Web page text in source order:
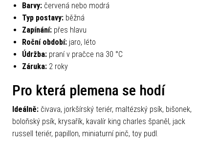
Barvy: červená nebo modrá
Typ postavy: běžná
Zapínání: přes hlavu
Roční období: jaro, léto
Údržba: praní v pračce na 30 °C
Záruka: 2 roky
Pro která plemena se hodí
Ideálně: čivava, jorkšírský teriér, maltézský psík, bišonek,
boloňský psík, krysařík, kavalír king charles španěl, jack
russell teriér, papillon, miniaturní pinč, toy pudl.